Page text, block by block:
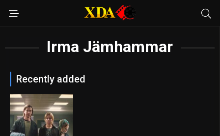
Irma Jämhammar
Recently added